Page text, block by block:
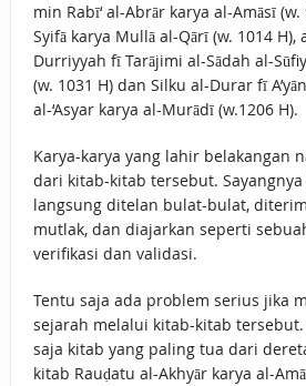
min Rabī‘ al-Abrār karya al-Amāsī (w.
Syifā karya Mullā al-Qārī (w. 1014 H),
Durriyyah fī Tarājimi al-Sādah al-
(w. 1031 H) dan Silku al-Durar fī
al-‘Asyar karya al-Murādī (w.1206 H).
Karya-karya yang lahir belakangan
dari kitab-kitab tersebut.
langsung ditelan bulat-bulat,
mutlak, dan diajarkan seperti
verifikasi dan validasi.
Tentu saja ada problem serius jika
sejarah melalui kitab-kitab
saja kitab yang paling tua dari
kitab Rauḍatu al-Akhyār karya al-